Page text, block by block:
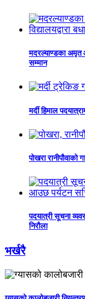
मदरल्याण्डका अमृत
सम्मान
मर्दी हिमाल
पोखरा रानीपौवाको
पदयात्री सूचना
निरौला
भर्खरै